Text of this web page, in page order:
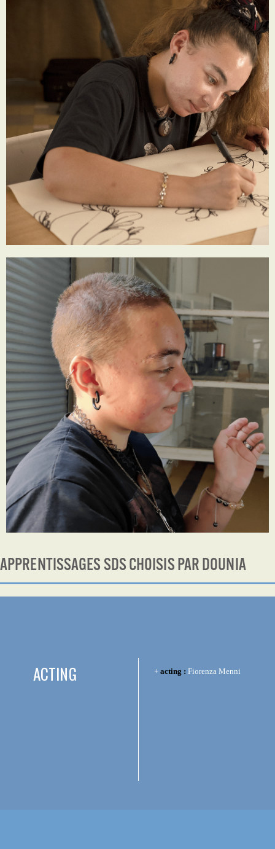
APPRENTISSAGES SDS CHOISIS PAR DOUNIA
ACTING acting : Fiorenza Menni